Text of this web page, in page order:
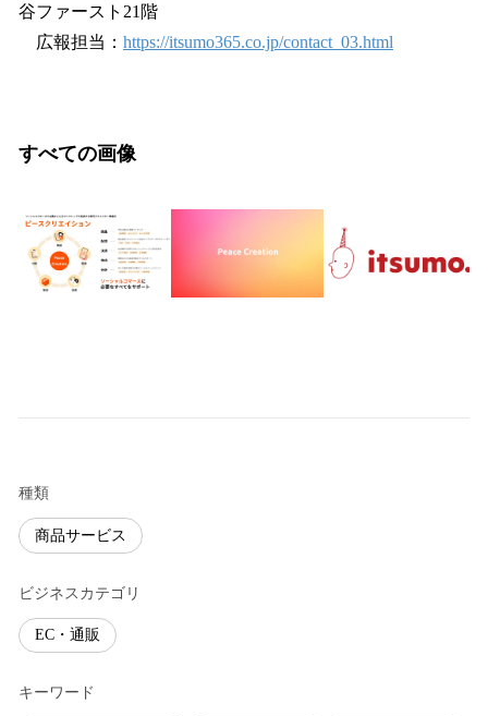
谷ファースト21階
広報担当： https://itsumo365.co.jp/contact_03.html
すべての画像
種類
商品サービス
ビジネスカテゴリ
EC・通販
キーワード